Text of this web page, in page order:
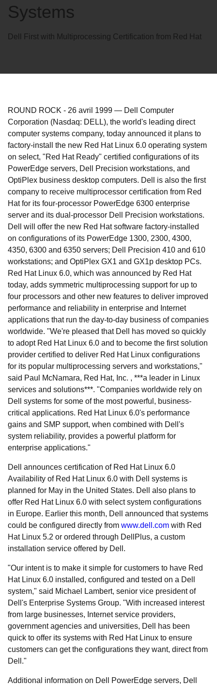
Systems
Dell First with Multiprocessing Certification from Red Hat
ROUND ROCK - 26 avril 1999 — Dell Computer
Corporation (Nasdaq: DELL), the world's leading direct
computer systems company, today announced it plans to
factory-install the new Red Hat Linux 6.0 operating system
on select, "Red Hat Ready" certified configurations of its
PowerEdge servers, Dell Precision workstations, and
OptiPlex business desktop computers. Dell is also the first
company to receive multiprocessor certification from Red
Hat for its four-processor PowerEdge 6300 enterprise
server and its dual-processor Dell Precision workstations.
Dell will offer the new Red Hat software factory-installed
on configurations of its PowerEdge 1300, 2300, 4300,
4350, 6300 and 6350 servers; Dell Precision 410 and 610
workstations; and OptiPlex GX1 and GX1p desktop PCs.
Red Hat Linux 6.0, which was announced by Red Hat
today, adds symmetric multiprocessing support for up to
four processors and other new features to deliver improved
performance and reliability in enterprise and Internet
applications that run the day-to-day business of companies
worldwide. "We're pleased that Dell has moved so quickly
to adopt Red Hat Linux 6.0 and to become the first solution
provider certified to deliver Red Hat Linux configurations
for its popular multiprocessing servers and workstations,"
said Paul McNamara, Red Hat, Inc. , ***a leader in Linux
services and solutions***. "Companies worldwide rely on
Dell systems for some of the most powerful, business-
critical applications. Red Hat Linux 6.0's performance
gains and SMP support, when combined with Dell's
system reliability, provides a powerful platform for
enterprise applications."
Dell announces certification of Red Hat Linux 6.0
Availability of Red Hat Linux 6.0 with Dell systems is
planned for May in the United States. Dell also plans to
offer Red Hat Linux 6.0 with select system configurations
in Europe. Earlier this month, Dell announced that systems
could be configured directly from www.dell.com with Red
Hat Linux 5.2 or ordered through DellPlus, a custom
installation service offered by Dell.
"Our intent is to make it simple for customers to have Red
Hat Linux 6.0 installed, configured and tested on a Dell
system," said Michael Lambert, senior vice president of
Dell's Enterprise Systems Group. "With increased interest
from large businesses, Internet service providers,
government agencies and universities, Dell has been
quick to offer its systems with Red Hat Linux to ensure
customers can get the configurations they want, direct from
Dell."
Additional information on Dell PowerEdge servers, Dell